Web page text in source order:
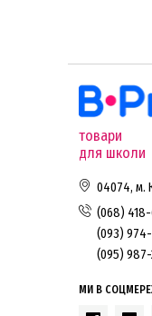
товари
для школи
04074, м.
(068) 418-
(093)
(095)
МИ В